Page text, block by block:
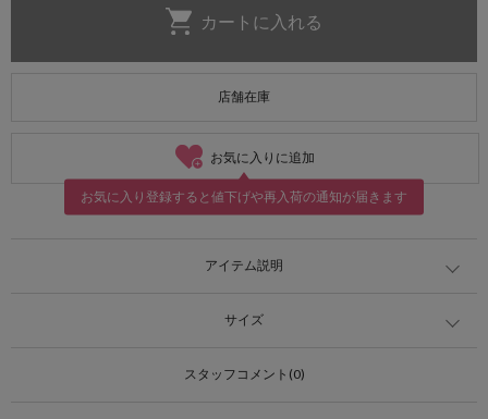
店舗在庫
お気に入りに追加
お気に入り登録すると値下げや再入荷の通知が届きます
アイテム説明
サイズ
スタッフコメント(0)